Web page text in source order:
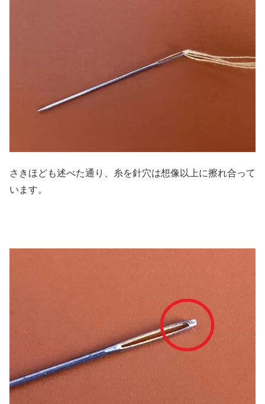
さきほども述べた通り、糸を針穴は想像以上に擦れ合って
います。